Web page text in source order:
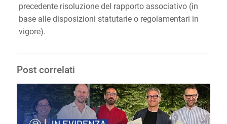
precedente risoluzione del rapporto associativo (in
base alle disposizioni statutarie o regolamentari in
vigore).
Post correlati